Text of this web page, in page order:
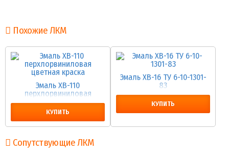
Похожие ЛКМ
Эмаль ХВ-110
перхлорвиниловая
цветная краска
КУПИТЬ
Эмаль ХВ-16 ТУ 6-10-1301-
83
КУПИТЬ
Сопутствующие ЛКМ